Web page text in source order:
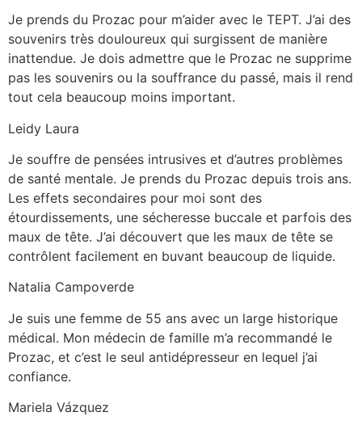
Je prends du Prozac pour m’aider avec le TEPT. J’ai des
souvenirs très douloureux qui surgissent de manière
inattendue. Je dois admettre que le Prozac ne supprime
pas les souvenirs ou la souffrance du passé, mais il rend
tout cela beaucoup moins important.
Leidy Laura
Je souffre de pensées intrusives et d’autres problèmes
de santé mentale. Je prends du Prozac depuis trois ans.
Les effets secondaires pour moi sont des
étourdissements, une sécheresse buccale et parfois des
maux de tête. J’ai découvert que les maux de tête se
contrôlent facilement en buvant beaucoup de liquide.
Natalia Campoverde
Je suis une femme de 55 ans avec un large historique
médical. Mon médecin de famille m’a recommandé le
Prozac, et c’est le seul antidépresseur en lequel j’ai
confiance.
Mariela Vázquez